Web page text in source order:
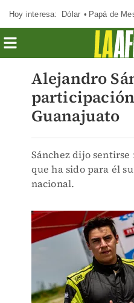
Hoy interesa: Dólar Papá de
Alejandro
Guanajuato
Sánchez dijo
que ha sido para él
nacional.